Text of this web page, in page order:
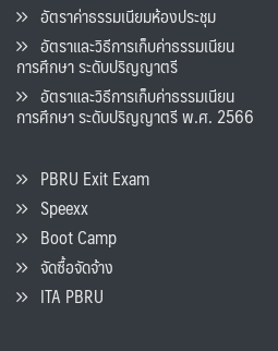
อัตราค่าธรรมเนียมห้องประชุม
อัตราและวิธีการเก็บค่าธรรมเนียน
การศึกษา ระดับปริญญาตรี
อัตราและวิธีการเก็บค่าธรรมเนียน
การศึกษา ระดับปริญญาตรี พ.ศ. 2566
PBRU Exit Exam
Speexx
Boot Camp
จัดซื้อจัดจ้าง
ITA PBRU